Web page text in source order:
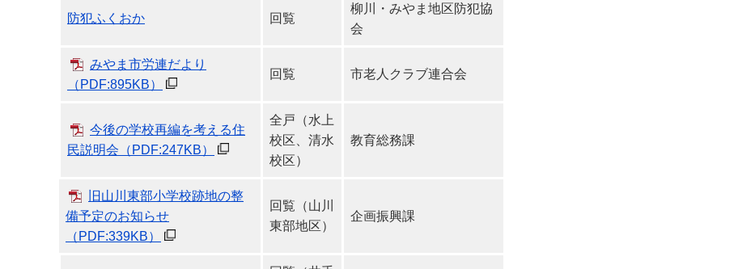
防犯ふくおか 回覧
柳川・みやま地区防犯協
会
みやま市労連だより
（PDF:895KB）
回覧 市老人クラブ連合会
今後の学校再編を考える住
民説明会 （PDF:247KB）
全戸（水上
校区、清水
校区）
教育総務課
旧山川東部小学校跡地の整
備予定のお知らせ
（PDF:339KB）
回覧（山川
東部地区）
企画振興課